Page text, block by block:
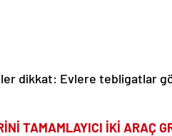
dikkat: Evlere tebligatlar
TAMAMLAYICI İKİ ARAÇ